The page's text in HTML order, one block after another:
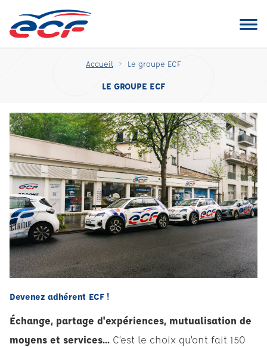
Accueil Le groupe ECF
LE GROUPE ECF
Devenez adhérent ECF !
Échange, partage d'expériences, mutualisation de
moyens et services... C’est le choix qu’ont fait 150